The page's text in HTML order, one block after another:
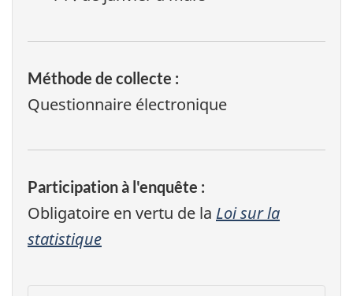
Méthode de collecte :
Questionnaire électronique
Participation à l'enquête :
Obligatoire en vertu de la Loi sur la
statistique